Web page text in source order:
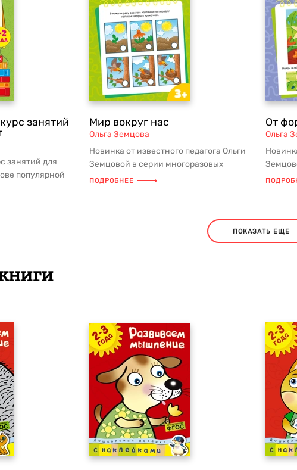
занятий
занятий для
популярной
Первая...
Мир вокруг нас
Ольга Земцова
Новинка от известного педагога Ольги
Земцовой в серии многоразовых
тетрадей-тренажёров! Для родителе...
ПОДРОБНЕЕ
От
Ольга
ПОКАЗАТЬ ЕЩЕ